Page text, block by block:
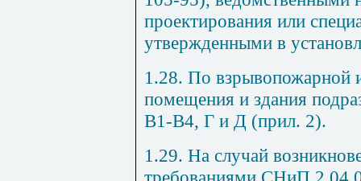
проектирования или
утвержденными в
1.28. По взрывопожарной
помещения и здания
В1-В4, Г и Д (прил. 2).
1.29. На случай
требованиями СНиП